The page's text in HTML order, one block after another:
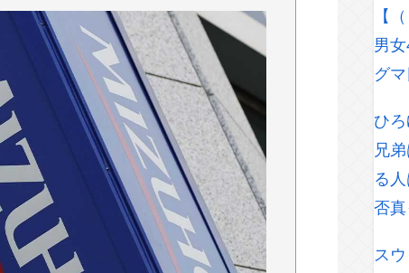
検査→70代医師「問題ないです」→他
郎、一蘭、武蔵家、雷、ラーショ、一
【
男
グ
ひ
兄
る
否
ス